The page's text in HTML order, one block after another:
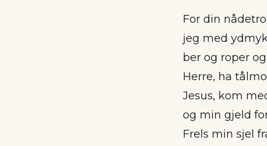
For din
jeg med
ber og roper
Herre, ha
Jesus, kom
og min gjeld
Frels min sjel